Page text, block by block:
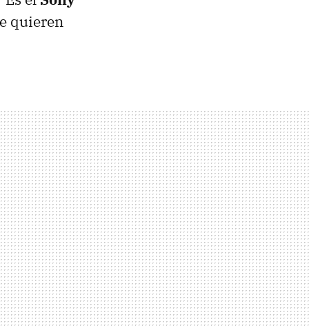
quieren